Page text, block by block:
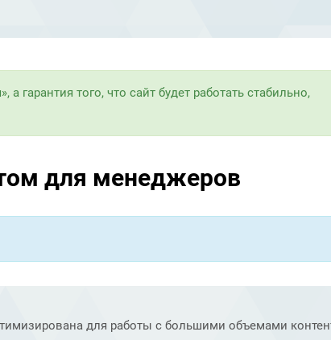
гарантия того, что сайт будет работать стабильно,
для менеджеров
для работы с большими объемами